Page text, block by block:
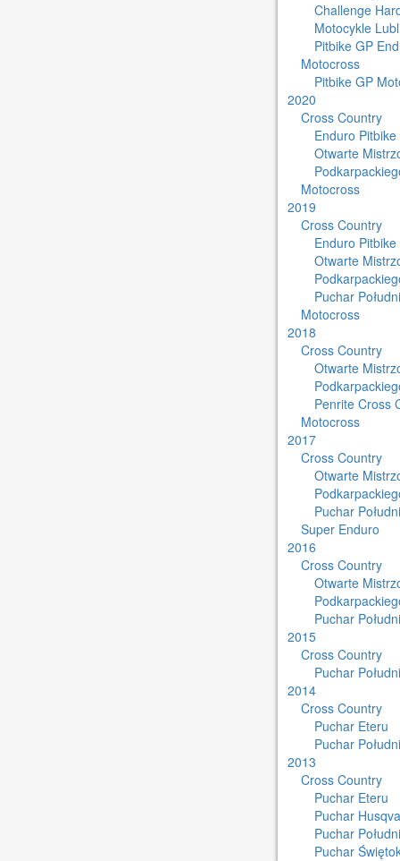
Challenge
Motocykle
Pitbike GP
Motocross
Pitbike GP
2020
Cross Country
Enduro Pitbike
Otwarte
Motocross
2019
Cross Country
Enduro Pitbike
Otwarte
Puchar
Motocross
2018
Cross Country
Otwarte
Penrite Cross
Motocross
2017
Cross Country
Otwarte
Puchar
Super Enduro
2016
Cross Country
Otwarte
Puchar
2015
Cross Country
Puchar
2014
Cross Country
Puchar Eteru
Puchar
2013
Cross Country
Puchar Eteru
Puchar
Puchar
Puchar